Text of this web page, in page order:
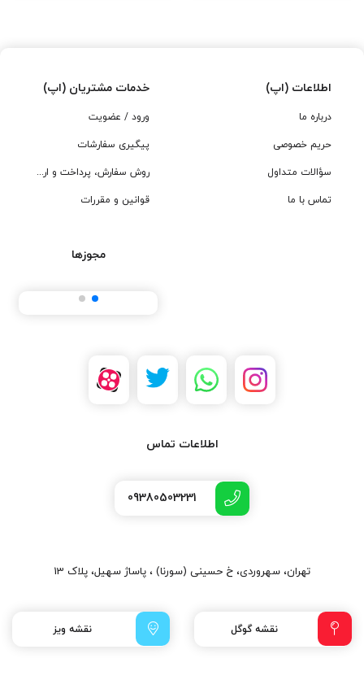
اطلاعات (اپ)
درباره ما
حریم خصوصی
سؤالات متداول
تماس با ما
خدمات مشتریان (اپ)
ورود / عضویت
پیگیری سفارشات
روش سفارش، پرداخت و ارسال
قوانین و مقررات
مجوزها
اطلاعات تماس
09380503231
تهران، سهروردی، خ حسینی (سورنا) ، پاساژ سهیل، پلاک 13
نقشه گوگل نقشه ویز